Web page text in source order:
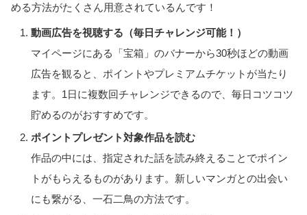
める方法がたくさん用意されているんです！
動画広告を視聴する（毎日チャレンジ可能！）
マイページにある「宝箱」のバナーから30秒ほどの動画
広告を観ると、ポイントやプレミアムチケットが当たり
ます。1日に複数回チャレンジできるので、毎日コツコツ
貯めるのがおすすめです。
ポイントプレゼント対象作品を読む
作品の中には、指定された話を読み終えることでポイン
トがもらえるものがあります。新しいマンガとの出会い
にも繋がる、一石二鳥の方法です。